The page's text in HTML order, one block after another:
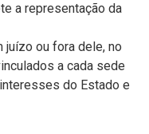
a representação da
juízo ou fora dele, no
a cada sede
do Estado e